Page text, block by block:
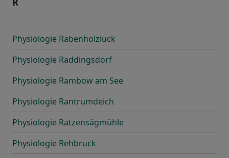
Physiologie Rabenholzlück
Physiologie Raddingsdorf
Physiologie Rambow am See
Physiologie Rantrumdeich
Physiologie Ratzensägmühle
Physiologie Rehbruck